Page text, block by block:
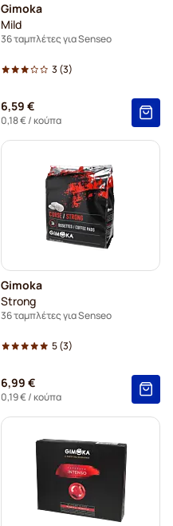
Gimoka
Mild
36 ταμπλέτες για Senseo
3 (3)
6,59 €
0,18 €/ κούπα
Gimoka
Strong
36 ταμπλέτες για Senseo
5(3)
6,99 €
0,19 €/ κούπα